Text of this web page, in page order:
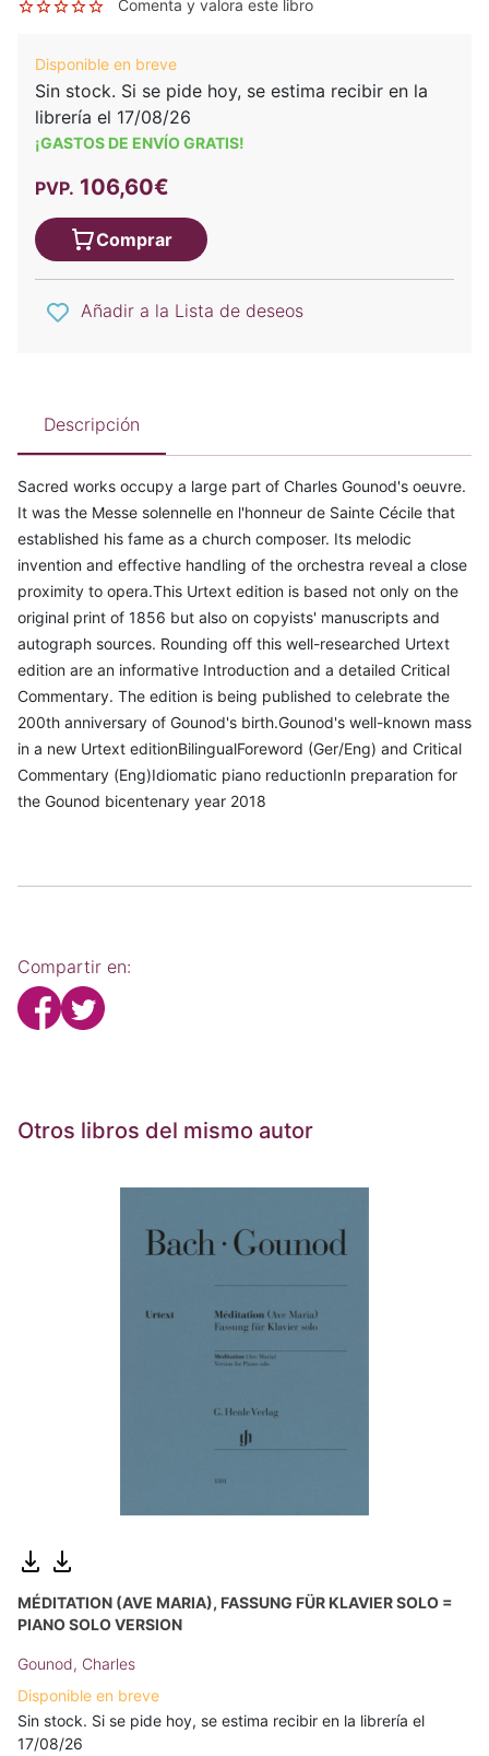
Comenta y valora este libro
Disponible en breve
Sin stock. Si se pide hoy, se estima recibir en la
librería el 17/08/26
¡GASTOS DE ENVÍO GRATIS!
PVP. 106,60€
Comprar
Añadir a la Lista de deseos
Descripción
Sacred works occupy a large part of Charles Gounod's oeuvre.
It was the Messe solennelle en l'honneur de Sainte Cécile that
established his fame as a church composer. Its melodic
invention and effective handling of the orchestra reveal a close
proximity to opera.This Urtext edition is based not only on the
original print of 1856 but also on copyists' manuscripts and
autograph sources. Rounding off this well-researched Urtext
edition are an informative Introduction and a detailed Critical
Commentary. The edition is being published to celebrate the
200th anniversary of Gounod's birth.Gounod's well-known mass
in a new Urtext editionBilingualForeword (Ger/Eng) and Critical
Commentary (Eng)Idiomatic piano reductionIn preparation for
the Gounod bicentenary year 2018
Compartir en:
Otros libros del mismo autor
MÉDITATION (AVE MARIA), FASSUNG FÜR KLAVIER SOLO =
PIANO SOLO VERSION
Gounod, Charles
Disponible en breve
Sin stock. Si se pide hoy, se estima recibir en la librería el
17/08/26